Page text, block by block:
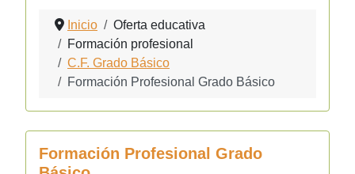
Inicio
Oferta educativa
Formación profesional
C.F. Grado Básico
Formación Profesional Grado Básico
Formación Profesional Grado